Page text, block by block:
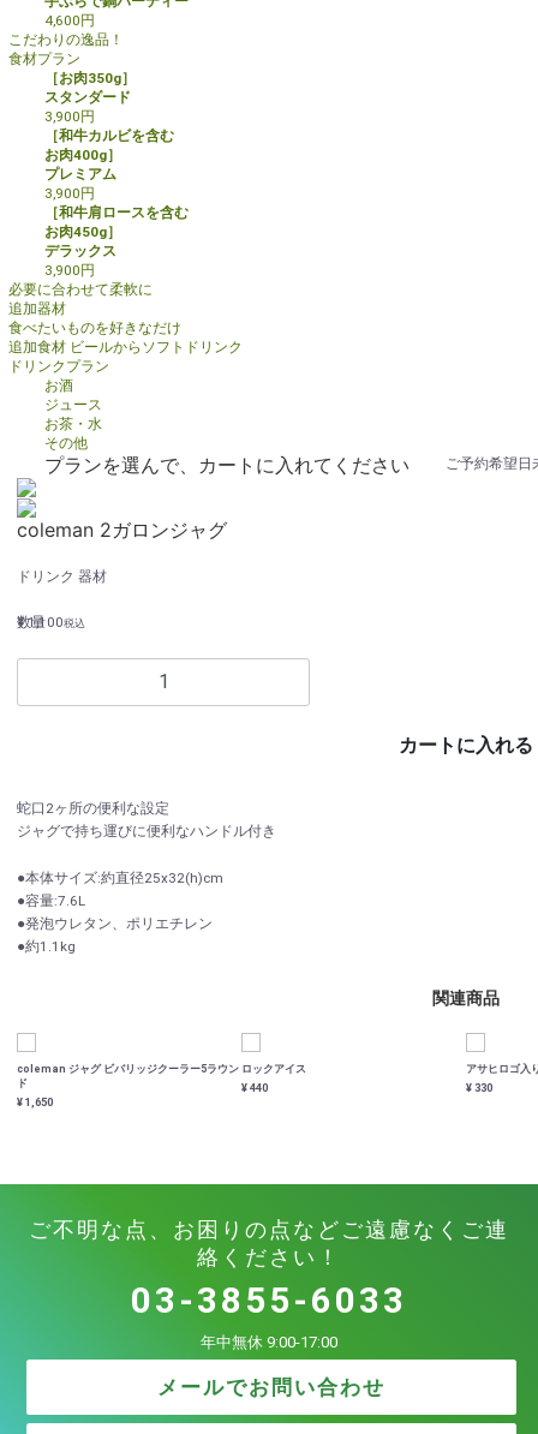
プランを選んで、カートに入れてください ご予約希望日
coleman 2ガロンジャグ
ドリンク 器材
¥ 1,100税込
数量
カートに入れる
蛇口2ヶ所の便利な設定
ジャグで持ち運びに便利なハンドル付き
●本体サイズ:約直径25x32(h)cm
●容量:7.6L
●発泡ウレタン、ポリエチレン
●約1.1kg
関連商品
coleman ジャグ ビバリッジクーラー5ラウン
ド
¥ 1,650
ロックアイス
¥ 440
アサヒロゴ入
¥ 330
4,600 円
こだわりの逸品！
食材プラン
［お肉350g］
スタンダード
3,900 円
［和牛カルビを含む
お肉400g］
プレミアム
3,900 円
［和牛肩ロースを含む
お肉450g］
デラックス
3,900 円
必要に合わせて柔軟に
追加器材
食べたいものを好きなだけ
追加食材 ビールからソフトドリンク
ドリンクプラン
お酒
ジュース
お茶・水
その他
ご不明な点、お困りの点などご遠慮なくご連
絡ください！
03-3855-6033
年中無休 9:00-17:00
メールでお問い合わせ